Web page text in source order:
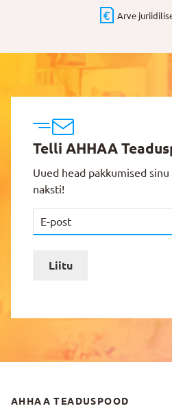
Arve
Telli AHHAA
Uued head pakkumised
naksti!
Liitu
AHHAA TEADUSPOOD